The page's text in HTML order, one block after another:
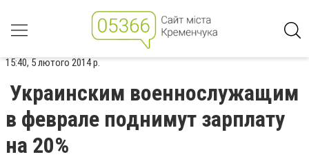
15:40, 5 лютого 2014 р.
Украинским военнослужащим
в феврале поднимут зарплату
на 20%